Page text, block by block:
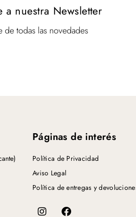
a nuestra Newsletter
de todas las novedades
Páginas de interés
Política de Privacidad
Aviso Legal
Política de entregas y